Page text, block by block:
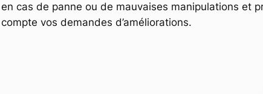
en cas de panne ou de mauvaises manipulations et
compte vos demandes d’améliorations.